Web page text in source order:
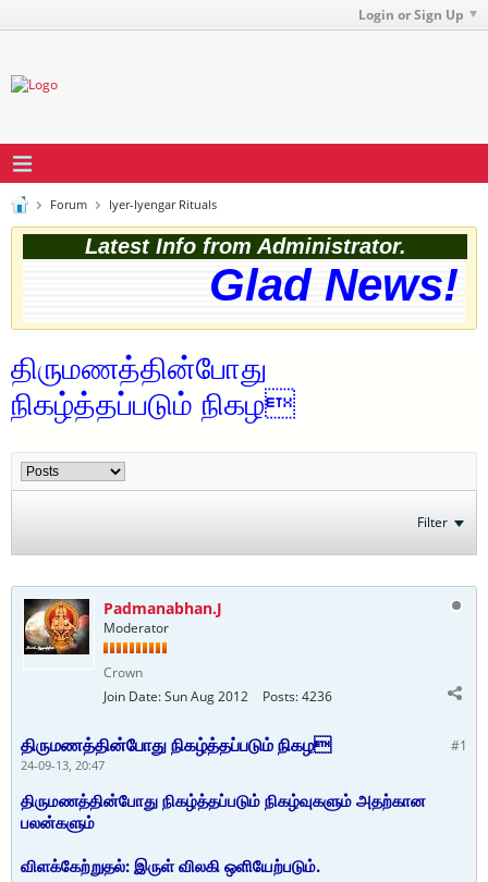
Login or Sign Up
Forum Iyer-Iyengar Rituals
Latest Info from Administrator.
Glad News!
திருமணத்தின்போது
நிகழ்த்தப்படும் நிகழ
Filter
Padmanabhan.J
Moderator
Crown
Join Date:Sun Aug 2012 Posts:4236
#1
திருமணத்தின்போது நிகழ்த்தப்படும் நிகழ
24-09-13, 20:47
திருமணத்தின்போது நிகழ்த்தப்படும் நிகழ்வுகளும் அதற்கான
பலன்களும்
விளக்கேற்றுதல்: இருள் விலகி ஒளியேற்படும்.